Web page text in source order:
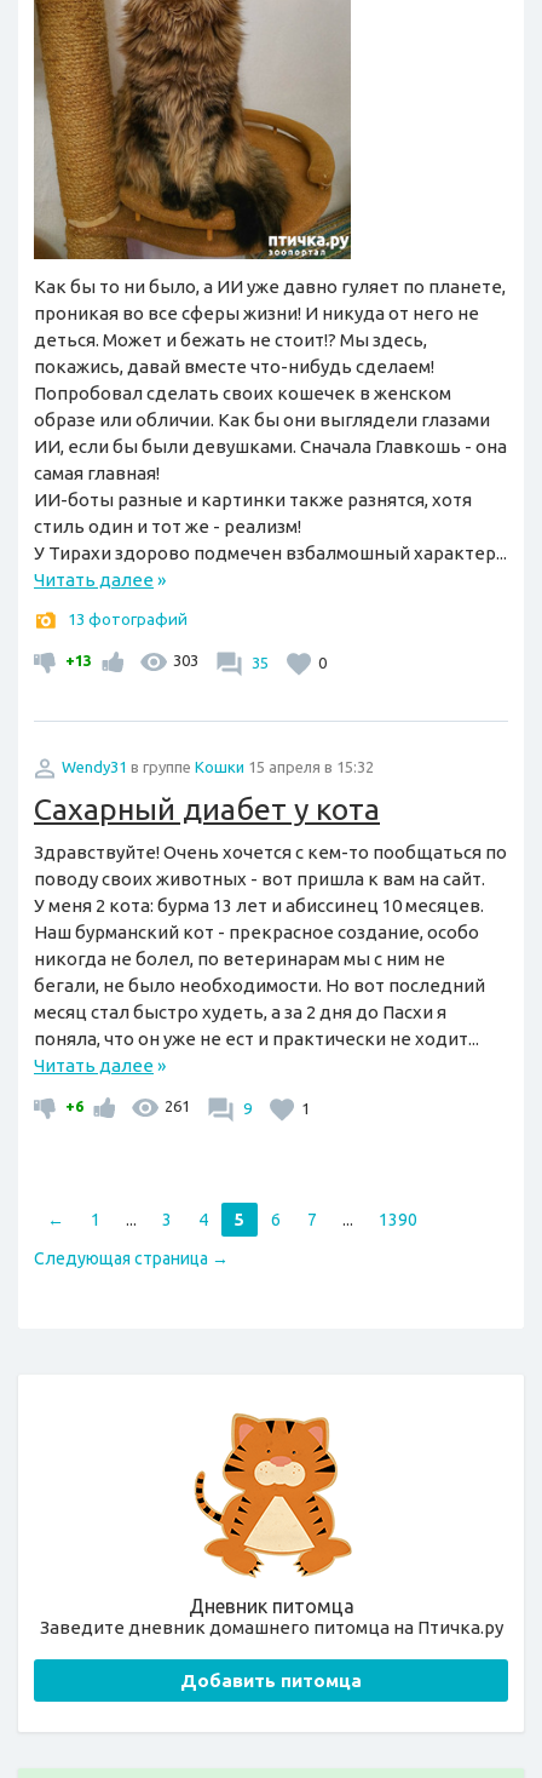
Как бы то ни было, а ИИ уже давно гуляет по планете,
проникая во все сферы жизни! И никуда от него не
деться. Может и бежать не стоит!? Мы здесь,
покажись, давай вместе что-нибудь сделаем!
Попробовал сделать своих кошечек в женском
образе или обличии. Как бы они выглядели глазами
ИИ, если бы были девушками. Сначала Главкошь - она
самая главная!
ИИ-боты разные и картинки также разнятся, хотя
стиль один и тот же - реализм!
У Тирахи здорово подмечен взбалмошный характер...
Читать далее»
13 фотографий
+13 303 35 0
Wendy31 в группе Кошки 15 апреля в 15:32
Сахарный диабет у кота
Здравствуйте! Очень хочется с кем-то пообщаться по
поводу своих животных - вот пришла к вам на сайт.
У меня 2 кота: бурма 13 лет и абиссинец 10 месяцев.
Наш бурманский кот - прекрасное создание, особо
никогда не болел, по ветеринарам мы с ним не
бегали, не было необходимости. Но вот последний
месяц стал быстро худеть, а за 2 дня до Пасхи я
поняла, что он уже не ест и практически не ходит...
Читать далее»
+6 261 9 1
← 1 ... 3 4 5 6 7 ...
1390
Следующая страница →
Дневник питомца
Заведите дневник домашнего питомца на Птичка.ру
Добавить питомца